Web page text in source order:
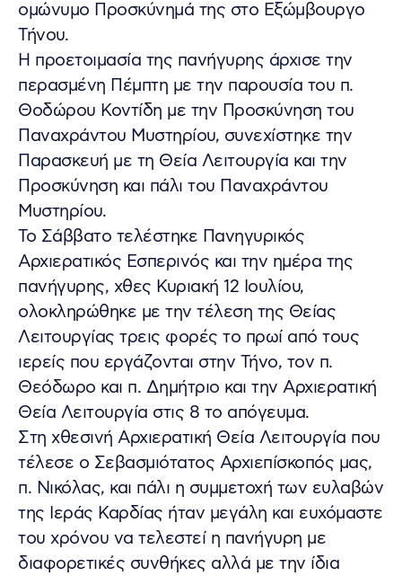
ομώνυμο Προσκύνημά της στο Εξώμβουργο
Τήνου.
Η προετοιμασία της πανήγυρης άρχισε την
περασμένη Πέμπτη με την παρουσία του π.
Θοδώρου Κοντίδη με την Προσκύνηση του
Παναχράντου Μυστηρίου, συνεχίστηκε την
Παρασκευή με τη Θεία Λειτουργία και την
Προσκύνηση και πάλι του Παναχράντου
Μυστηρίου.
Το Σάββατο τελέστηκε Πανηγυρικός
Αρχιερατικός Εσπερινός και την ημέρα της
πανήγυρης, χθες Κυριακή 12 Ιουλίου,
ολοκληρώθηκε με την τέλεση της Θείας
Λειτουργίας τρεις φορές το πρωί από τους
ιερείς που εργάζονται στην Τήνο, τον π.
Θεόδωρο και π. Δημήτριο και την Αρχιερατική
Θεία Λειτουργία στις 8 το απόγευμα.
Στη χθεσινή Αρχιερατική Θεία Λειτουργία που
τέλεσε ο Σεβασμιότατος Αρχιεπίσκοπός μας,
π. Νικόλας, και πάλι η συμμετοχή των ευλαβών
της Ιεράς Καρδίας ήταν μεγάλη και ευχόμαστε
του χρόνου να τελεστεί η πανήγυρη με
διαφορετικές συνθήκες αλλά με την ίδια